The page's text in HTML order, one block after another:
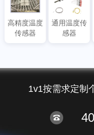
高精度温度
传感器
通用温度传
感器
1v1按需求定制